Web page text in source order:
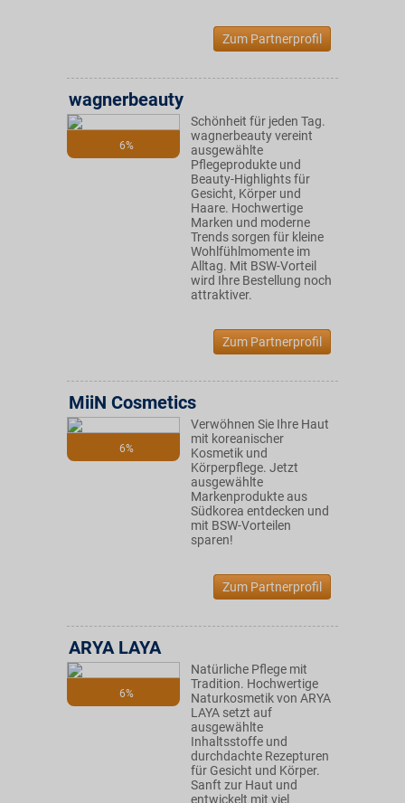
Zum Partnerprofil
6%
wagnerbeauty
Schönheit für jeden Tag.
wagnerbeauty vereint
ausgewählte
Pflegeprodukte und
Beauty-Highlights für
Gesicht, Körper und
Haare. Hochwertige
Marken und moderne
Trends sorgen für kleine
Wohlfühlmomente im
Alltag. Mit BSW-Vorteil
wird Ihre Bestellung noch
attraktiver.
Zum Partnerprofil
6%
MiiN Cosmetics
Verwöhnen Sie Ihre Haut
mit koreanischer
Kosmetik und
Körperpflege. Jetzt
ausgewählte
Markenprodukte aus
Südkorea entdecken und
mit BSW-Vorteilen
sparen!
Zum Partnerprofil
6%
ARYA LAYA
Natürliche Pflege mit
Tradition. Hochwertige
Naturkosmetik von ARYA
LAYA setzt auf
ausgewählte
Inhaltsstoffe und
durchdachte Rezepturen
für Gesicht und Körper.
Sanft zur Haut und
entwickelt mit viel